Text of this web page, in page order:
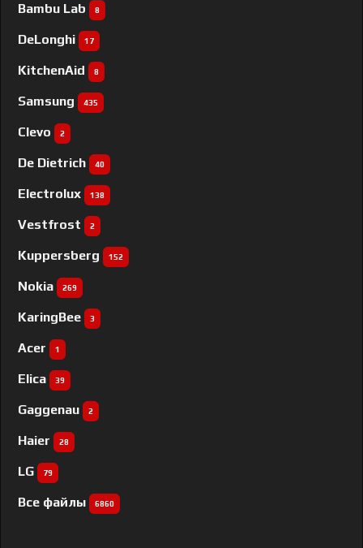
Bambu Lab 8
DeLonghi 17
KitchenAid 8
Samsung 435
Clevo 2
De Dietrich 40
Electrolux 138
Vestfrost 2
Kuppersberg 152
Nokia 269
KaringBee 3
Acer 1
Elica 39
Gaggenau 2
Haier 28
LG 79
Все файлы 6860